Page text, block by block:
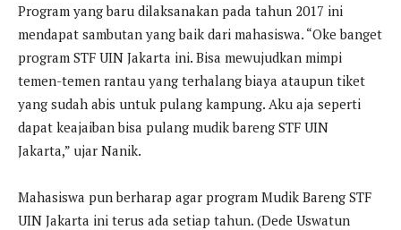
Program yang baru dilaksanakan pada tahun 2017 ini
mendapat sambutan yang baik dari mahasiswa. “Oke banget
program STF UIN Jakarta ini. Bisa mewujudkan mimpi
temen-temen rantau yang terhalang biaya ataupun tiket
yang sudah abis untuk pulang kampung. Aku aja seperti
dapat keajaiban bisa pulang mudik bareng STF UIN
Jakarta,” ujar Nanik.
Mahasiswa pun berharap agar program Mudik Bareng STF
UIN Jakarta ini terus ada setiap tahun. (Dede Uswatun